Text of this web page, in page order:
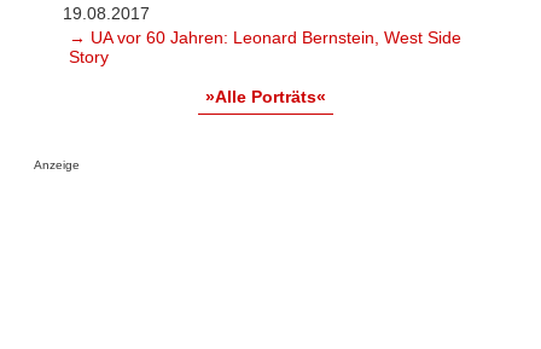
19.08.2017
→ UA vor 60 Jahren: Leonard Bernstein, West Side
Story
»Alle Porträts«
Anzeige